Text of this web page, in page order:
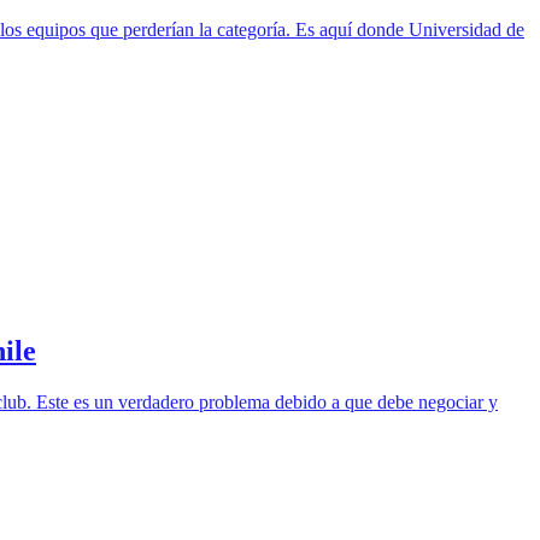
equipos que perderían la categoría. Es aquí donde Universidad de
Este es un verdadero problema debido a que debe negociar y